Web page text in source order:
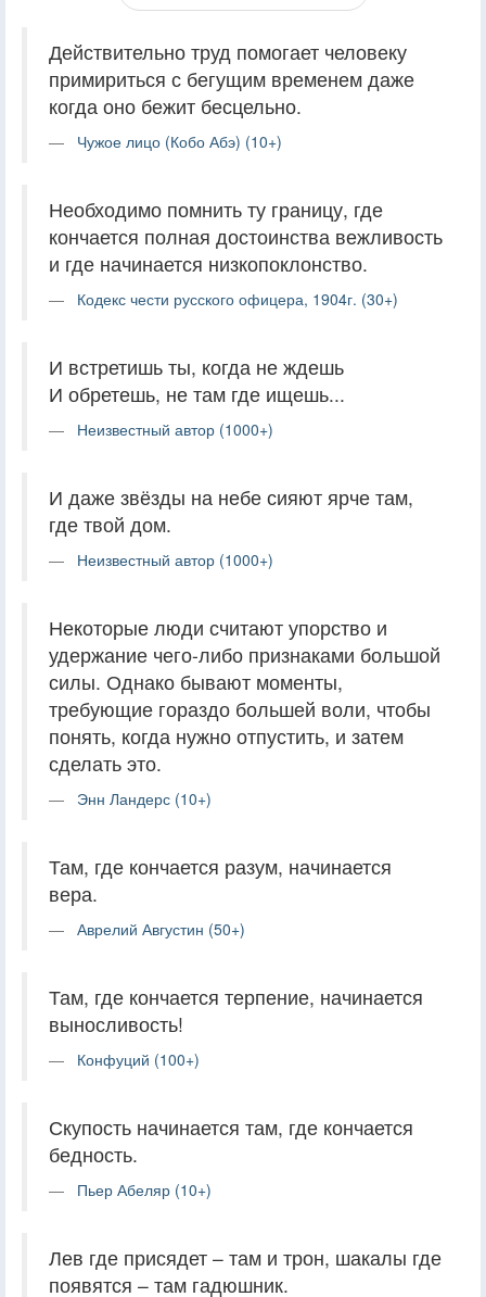
Действительно труд помогает человеку
примириться с бегущим временем даже
когда оно бежит бесцельно.
Чужое лицо (Кобо Абэ) (10+)
Необходимо помнить ту границу, где
кончается полная достоинства вежливость
и где начинается низкопоклонство.
Кодекс чести русского офицера, 1904г. (30+)
И встретишь ты, когда не ждешь
И обретешь, не там где ищешь...
Неизвестный автор (1000+)
И даже звёзды на небе сияют ярче там,
где твой дом.
Неизвестный автор (1000+)
Некоторые люди считают упорство и
удержание чего-либо признаками большой
силы. Однако бывают моменты,
требующие гораздо большей воли, чтобы
понять, когда нужно отпустить, и затем
сделать это.
Энн Ландерс (10+)
Там, где кончается разум, начинается
вера.
Аврелий Августин (50+)
Там, где кончается терпение, начинается
выносливость!
Конфуций (100+)
Скупость начинается там, где кончается
бедность.
Пьер Абеляр (10+)
Лев где присядет – там и трон, шакалы где
появятся – там гадюшник.